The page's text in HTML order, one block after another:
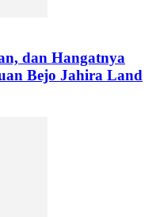
dan Hangatnya
Bejo Jahira Land